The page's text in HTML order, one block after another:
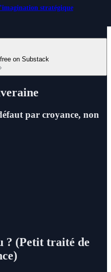
stratégique
on Substack
par croyance, non
? (Petit traité de